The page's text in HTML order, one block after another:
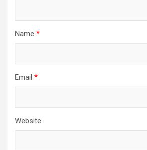
Name *
Email *
Website